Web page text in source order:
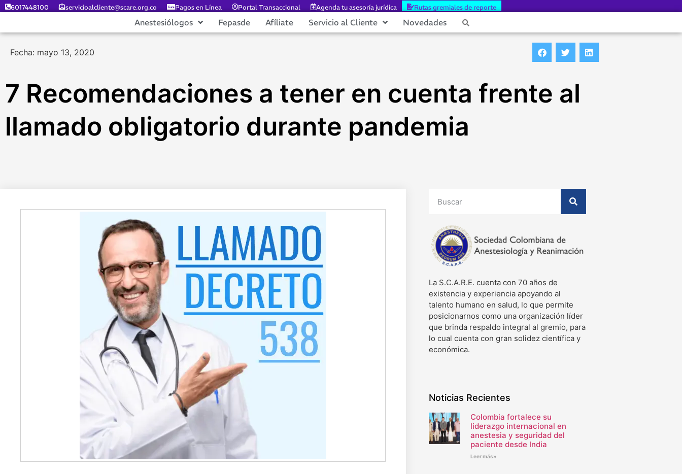
6017448100 servicioalcliente@scare.org.co Pagos en Línea Portal Transaccional Agenda tu asesoría jurídica Rutas gremiales de reporte
Anestesiólogos Fepasde Afíliate Servicio al Cliente Novedades
Fecha: mayo 13, 2020
7 Recomendaciones a tener en cuenta frente al
llamado obligatorio durante pandemia
La S.C.A.R.E. cuenta con 70 años de
existencia y experiencia apoyando al
talento humano en salud, lo que permite
posicionarnos como una organización líder
que brinda respaldo integral al gremio, para
lo cual cuenta con gran solidez científica y
económica.
Noticias Recientes
Colombia fortalece su
liderazgo internacional en
anestesia y seguridad del
paciente desde India
Leer más»